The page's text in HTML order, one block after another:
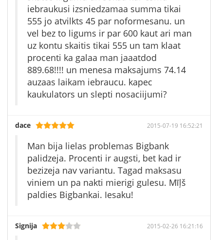
iebraukusi izsniedzamaa summa tikai
555 jo atvilkts 45 par noformesanu. un
vel bez to ligums ir par 600 kaut ari man
uz kontu skaitis tikai 555 un tam klaat
procenti ka galaa man jaaatdod
889.68!!!! un menesa maksajums 74.14
auzaas laikam iebraucu. kapec
kaukulators un slepti nosaciijumi?
dace 2015-07-19 16:52:21
Man bija lielas problemas Bigbank
palidzeja. Procenti ir augsti, bet kad ir
bezizeja nav variantu. Tagad maksasu
viniem un pa nakti mierigi gulesu. Mīļš
paldies Bigbankai. Iesaku!
Signija 2015-02-26 16:21:16